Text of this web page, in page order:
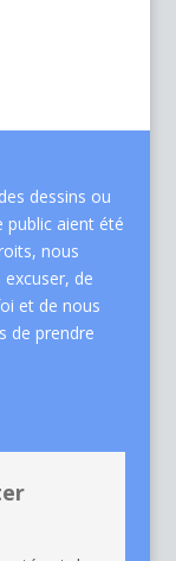
dessins ou
aient été
nous
de
et de nous
de prendre